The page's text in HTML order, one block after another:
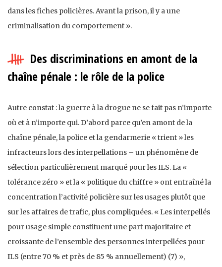
dans les fiches policières. Avant la prison, il y a une
criminalisation du comportement ».
Des discriminations en amont de la
chaîne pénale : le rôle de la police
Autre constat : la guerre à la drogue ne se fait pas n’importe
où et à n’importe qui. D’abord parce qu’en amont de la
chaîne pénale, la police et la gendarmerie « trient » les
infracteurs lors des interpellations – un phénomène de
sélection particulièrement marqué pour les ILS. La «
tolérance zéro » et la « politique du chiffre » ont entraîné la
concentration l’activité policière sur les usages plutôt que
sur les affaires de trafic, plus compliquées. « Les interpellés
pour usage simple constituent une part majoritaire et
croissante de l’ensemble des personnes interpellées pour
ILS (entre 70 % et près de 85 % annuellement) (7) »,